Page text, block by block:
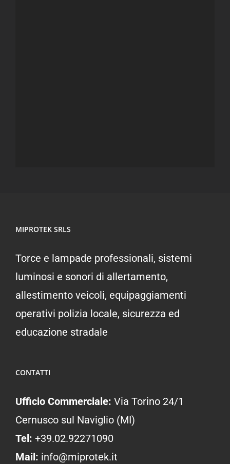
MIPROTEK SRLS
Torce e lampade professionali, sistemi
luminosi e sonori di allertamento,
allestimento veicoli, equipaggiamenti
operativi polizia locale, sicurezza ed
educazione stradale
CONTATTI
Ufficio Commerciale: Via Torino 24/1
Cernusco sul Naviglio (MI)
Tel: +39.02.92271090
Mail: info@miprotek.it